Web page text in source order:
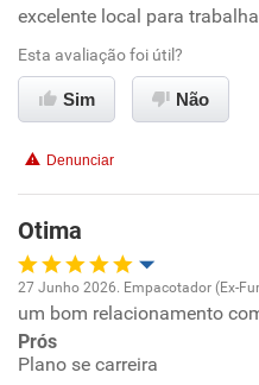
Oportunidade de promoção
Ambiente de trabalho
Benefícios
Recomenda esta empresa
Recomenda a diretoria
excelente local para
Esta avaliação foi útil?
Sim Não
Denunciar
Otima
Oportunidade de promoção
Ambiente de trabalho
27 Junho 2026. Empacotador (Ex-
um bom relacionamento
Prós
Plano se carreira